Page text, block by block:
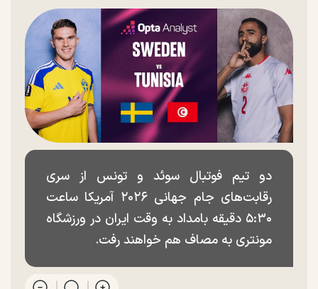
دو تیم فوتبال سوئد و تونس از سری
رقابت‌های جام جهانی ۲۰۲۶ آمریکا ساعت
۵:۳۰ دقیقه بامداد به وقت ایران در ورزشگاه
مونتری به مصاف هم خواهند رفت.